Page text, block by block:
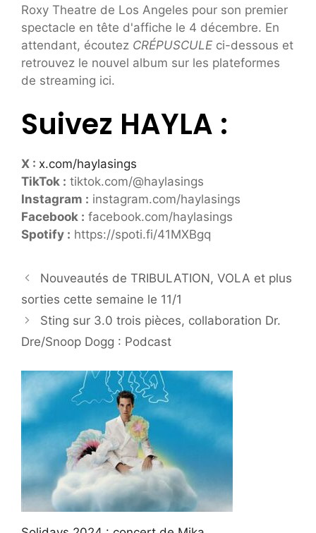
Roxy Theatre de Los Angeles pour son premier
spectacle en tête d'affiche le 4 décembre. En
attendant, écoutez CRÉPUSCULE ci-dessous et
retrouvez le nouvel album sur les plateformes
de streaming ici.
Suivez HAYLA :
X : x.com/haylasings
TikTok : tiktok.com/@haylasings
Instagram : instagram.com/haylasings
Facebook : facebook.com/haylasings
Spotify : https://spoti.fi/41MXBgq
Nouveautés de TRIBULATION, VOLA et plus
sorties cette semaine le 11/1
Sting sur 3.0 trois pièces, collaboration Dr.
Dre/Snoop Dogg : Podcast